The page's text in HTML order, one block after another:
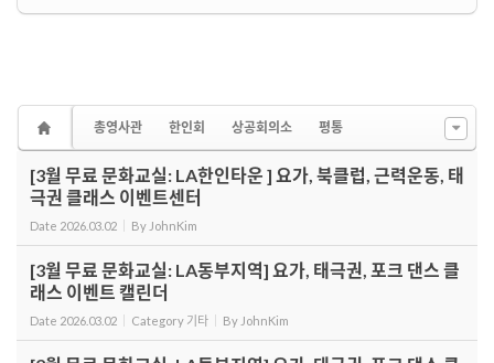
총영사관 한인회 상공회의소 평통
[3월 무료 문화교실: LA한인타운 ] 요가, 북클럽, 근력운동, 태
극권 클래스 이벤트센터
Date 2026.03.02 By JohnKim
[3월 무료 문화교실: LA동부지역] 요가, 태극권, 포크 댄스 클
래스 이벤트 캘린더
Date 2026.03.02 Category 기타 By JohnKim